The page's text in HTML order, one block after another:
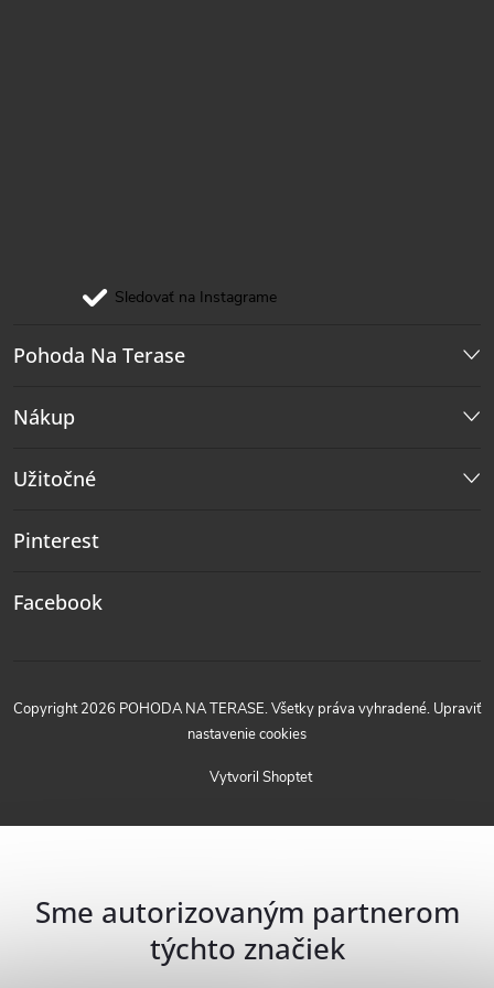
Sledovať na Instagrame
Pohoda Na Terase
Nákup
Užitočné
Pinterest
Facebook
Vytvoril Shoptet
Copyright 2026 POHODA NA TERASE. Všetky práva vyhradené. Upraviť
nastavenie cookies
Sme autorizovaným partnerom
týchto značiek